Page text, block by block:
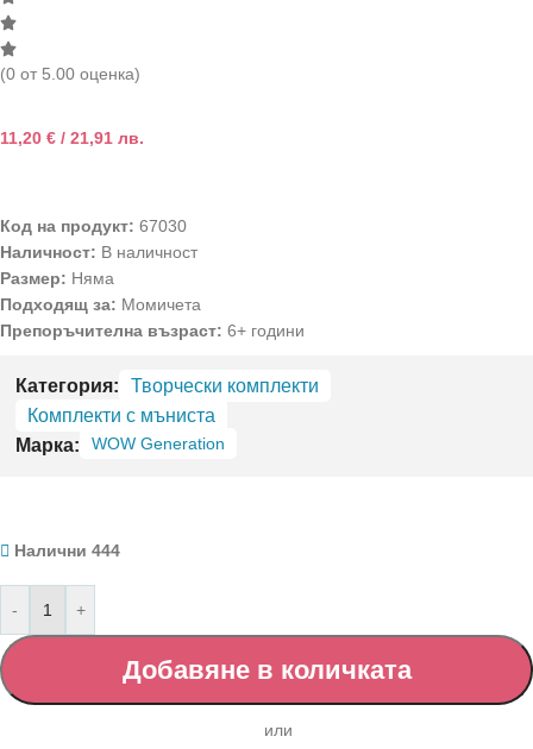
(0 от 5.00 оценка)
11,20 € / 21,91 лв.
Код на продукт: 67030
Наличност: В наличност
Размер: Няма
Подходящ за: Момичета
Препоръчителна възраст: 6+ години
Категория:
Творчески комплекти
Комплекти с мъниста
Марка:
WOW Generation
Налични 444
- +
Добавяне в количката